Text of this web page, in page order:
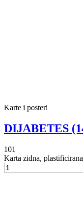
Karte i posteri
DIJABETES
101
Karta zidna,